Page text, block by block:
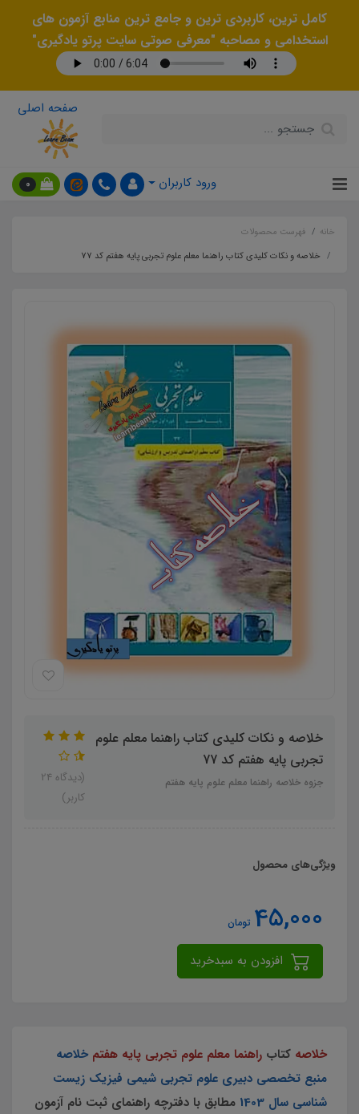
کامل ترین، کاربردی ترین و جامع ترین منابع آزمون های
استخدامی و مصاحبه "معرفی صوتی سایت پرتو یادگیری"
صفحه اصلی
ورود کاربران 0
خانه
فهرست محصولات
خلاصه و نکات کلیدی کتاب راهنما معلم علوم تجربی پایه هفتم کد 77
خلاصه و نکات کلیدی کتاب راهنما معلم علوم
تجربی پایه هفتم کد 77
جزوه خلاصه راهنما معلم علوم پایه هفتم
(دیدگاه 24
کاربر)
ویژگی‌های محصول
45,000 تومان
خلاصه کتاب راهنما معلم علوم تجربی پایه هفتمخلاصه
منبع تخصصی دبیری علوم تجربی شیمی فیزیک زیست
شناسی سال 1403
مطابق با دفترچه راهنمای ثبت نام آزمون